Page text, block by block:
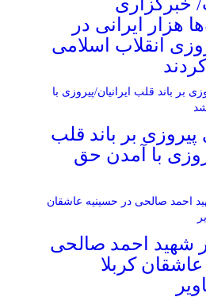
خبرگزاری
هزار ایرانی در
انقلاب اسلامی
بر باند قلب
با آمدن حق
شهید احمد صالحی‌
کربلا